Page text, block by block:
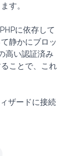
す。
に依存して
静かにブロッ
高い認証済み
ことで、これ
ザードに接続